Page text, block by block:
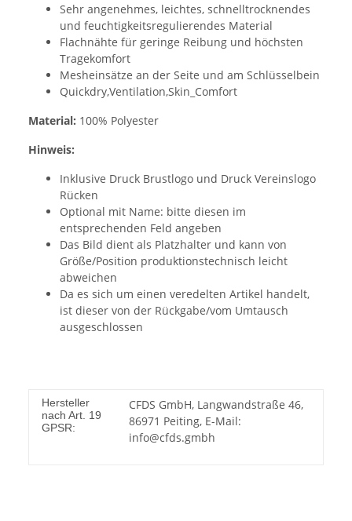
Sehr angenehmes, leichtes, schnelltrocknendes
und feuchtigkeitsregulierendes Material
Flachnähte für geringe Reibung und höchsten
Tragekomfort
Mesheinsätze an der Seite und am Schlüsselbein
Quickdry,Ventilation,Skin_Comfort
Material: 100% Polyester
Hinweis:
Inklusive Druck Brustlogo und Druck Vereinslogo
Rücken
Optional mit Name: bitte diesen im
entsprechenden Feld angeben
Das Bild dient als Platzhalter und kann von
Größe/Position produktionstechnisch leicht
abweichen
Da es sich um einen veredelten Artikel handelt,
ist dieser von der Rückgabe/vom Umtausch
ausgeschlossen
Hersteller
nach Art. 19
GPSR:
CFDS GmbH, Langwandstraße 46,
86971 Peiting, E-Mail:
info@cfds.gmbh